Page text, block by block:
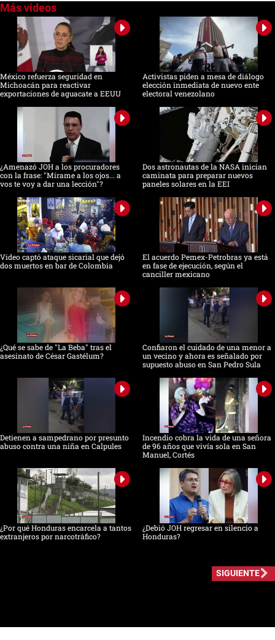
seconds
seconds
México refuerza seguridad en
Michoacán para reactivar
exportaciones de aguacate a EEUU
Activistas piden a mesa de diálogo
elección inmediata de nuevo ente
electoral venezolano
¿Amenazó JOH a los procuradores
con la frase: "Mírame a los ojos... a
vos te voy a dar una lección"?
Dos astronautas de la NASA inician
caminata para preparar nuevos
paneles solares en la EEI
Video captó ataque sicarial que dejó
dos muertos en bar de Colombia
El acuerdo Pemex-Petrobras ya está
en fase de ejecución, según el
canciller mexicano
¿Qué se sabe de "La Beba" tras el
asesinato de César Gastélum?
Confiaron el cuidado de una menor a
un vecino y ahora es señalado por
supuesto abuso en San Pedro Sula
Detienen a sampedrano por presunto
abuso contra una niña en Calpules
Incendio cobra la vida de una señora
de 96 años que vivía sola en San
Manuel, Cortés
¿Por qué Honduras encarcela a tantos
extranjeros por narcotráfico?
¿Debió JOH regresar en silencio a
Honduras?
SIGUIENTE